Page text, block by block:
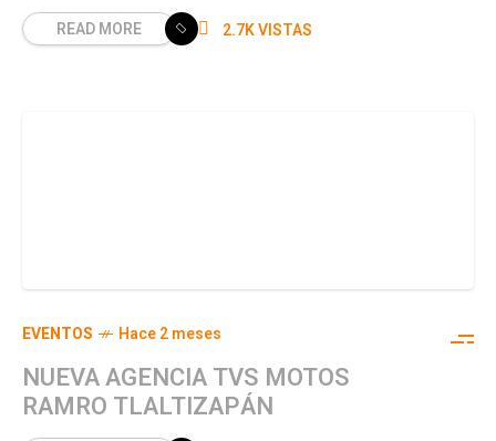
READ MORE 2.7K VISTAS
EVENTOS Hace 2 meses
NUEVA AGENCIA TVS MOTOS
RAMRO TLALTIZAPÁN